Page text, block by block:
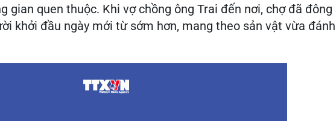
gian quen thuộc. Khi vợ chồng ông Trai đến nơi, chợ đã đông
khởi đầu ngày mới từ sớm hơn, mang theo sản vật vừa đánh